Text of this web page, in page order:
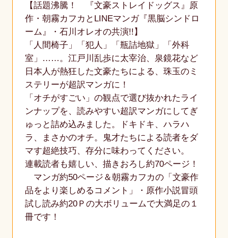
【話題沸騰！ 『文豪ストレイドッグス』原
作・朝霧カフカとLINEマンガ『黒脳シンドロ
ーム』・石川オレオの共演!!】
「人間椅子」「犯人」「瓶詰地獄」「外科
室」……。江戸川乱歩に太宰治、泉鏡花など
日本人が熱狂した文豪たちによる、珠玉のミ
ステリーが超訳マンガに！
「オチがすごい」の観点で選び抜かれたライ
ンナップを、読みやすい超訳マンガにしてぎ
ゅっと詰め込みました。ドキドキ、ハラハ
ラ、まさかのオチ。鬼才たちによる読者をダ
マす超絶技巧、存分に味わってください。
連載読者も嬉しい、描きおろし約70ページ！
マンガ約50ページ＆朝霧カフカの「文豪作
品をより楽しめるコメント」・原作小説冒頭
試し読み約20Ｐの大ボリュームで大満足の１
冊です！